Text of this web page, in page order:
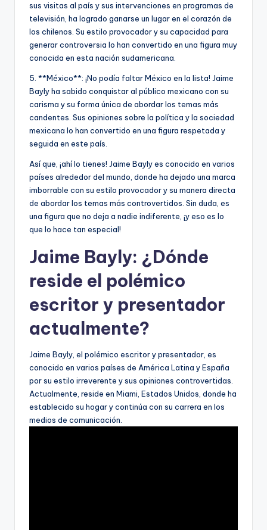
sus visitas al país y sus intervenciones en programas de
televisión, ha logrado ganarse un lugar en el corazón de
los chilenos. Su estilo provocador y su capacidad para
generar controversia lo han convertido en una figura muy
conocida en esta nación sudamericana.
5. **México**: ¡No podía faltar México en la lista! Jaime
Bayly ha sabido conquistar al público mexicano con su
carisma y su forma única de abordar los temas más
candentes. Sus opiniones sobre la política y la sociedad
mexicana lo han convertido en una figura respetada y
seguida en este país.
Así que, ¡ahí lo tienes! Jaime Bayly es conocido en varios
países alrededor del mundo, donde ha dejado una marca
imborrable con su estilo provocador y su manera directa
de abordar los temas más controvertidos. Sin duda, es
una figura que no deja a nadie indiferente, ¡y eso es lo
que lo hace tan especial!
Jaime Bayly: ¿Dónde
reside el polémico
escritor y presentador
actualmente?
Jaime Bayly, el polémico escritor y presentador, es
conocido en varios países de América Latina y España
por su estilo irreverente y sus opiniones controvertidas.
Actualmente, reside en Miami, Estados Unidos, donde ha
establecido su hogar y continúa con su carrera en los
medios de comunicación.